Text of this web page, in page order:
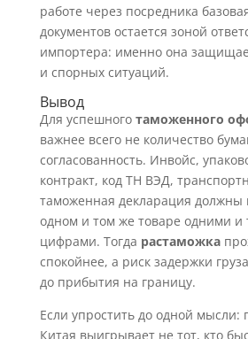
работе через посредника
документов остается зоной
импортера: именно она
и спорных ситуаций.
Вывод
Для успешного таможенного
важнее всего не количество
согласованность. Инвойс,
контракт, код ТН ВЭД,
таможенная декларация должны
одном и том же товаре одними и
цифрами. Тогда растаможка
спокойнее, а риск задержки
до прибытия на границу.
Если упростить до одной мысли:
Китая выигрывает не тот, кто